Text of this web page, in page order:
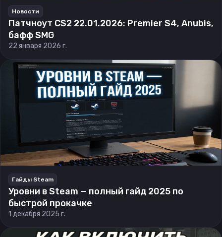
Новости
Патчноут CS2 22.01.2026: Premier S4, Anubis,
бафф SMG
22 января 2026 г.
Гайды Steam
Уровни в Steam — полный гайд 2025 по
быстрой прокачке
1 декабря 2025 г.